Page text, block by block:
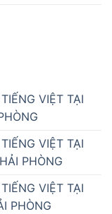
VIỆT TẠI
VIỆT TẠI
PHÒNG
VIỆT TẠI
PHÒNG